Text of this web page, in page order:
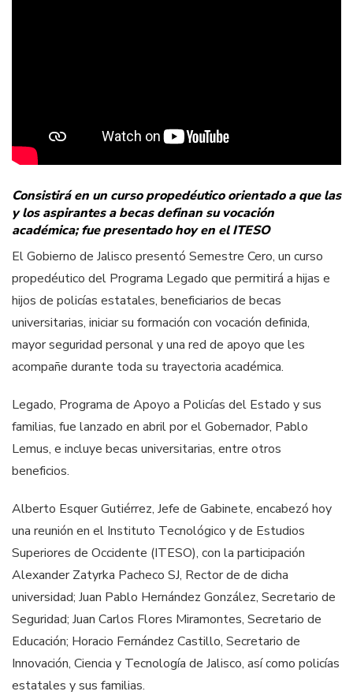
Consistirá en un curso propedéutico orientado a que las
y los aspirantes a becas definan su vocación
académica; fue presentado hoy en el ITESO
El Gobierno de Jalisco presentó Semestre Cero, un curso
propedéutico del Programa Legado que permitirá a hijas e
hijos de policías estatales, beneficiarios de becas
universitarias, iniciar su formación con vocación definida,
mayor seguridad personal y una red de apoyo que les
acompañe durante toda su trayectoria académica.
Legado, Programa de Apoyo a Policías del Estado y sus
familias, fue lanzado en abril por el Gobernador, Pablo
Lemus, e incluye becas universitarias, entre otros
beneficios.
Alberto Esquer Gutiérrez, Jefe de Gabinete, encabezó hoy
una reunión en el Instituto Tecnológico y de Estudios
Superiores de Occidente (ITESO), con la participación
Alexander Zatyrka Pacheco SJ, Rector de de dicha
universidad; Juan Pablo Hernández González, Secretario de
Seguridad; Juan Carlos Flores Miramontes, Secretario de
Educación; Horacio Fernández Castillo, Secretario de
Innovación, Ciencia y Tecnología de Jalisco, así como policías
estatales y sus familias.